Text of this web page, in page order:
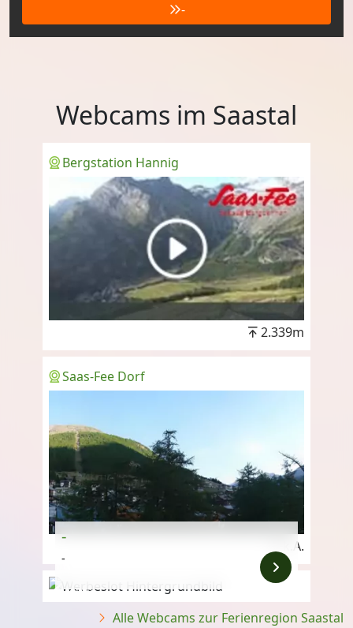
-
Webcams im Saastal
Bergstation Hannig
2.339m
Saas-Fee Dorf
k.A.
Anzeige
-
-
Alle Webcams zur Ferienregion Saastal